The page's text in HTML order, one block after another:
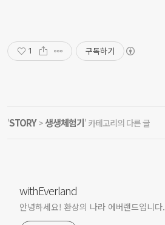
1 구독하기
'STORY>생생체험기' 카테고리의 다른 글
withEverland
안녕하세요! 환상의 나라 에버랜드입니다.